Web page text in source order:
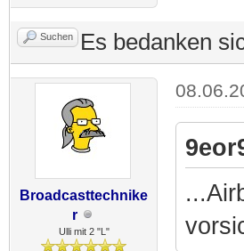
Suchen Es bedanken
Broadcasttechnike
r
Ulli mit 2 "L"